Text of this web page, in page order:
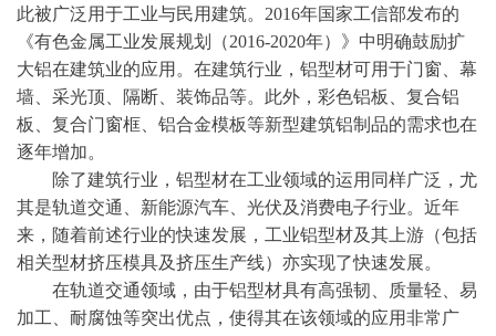
此被广泛用于工业与民用建筑。 2016年国家工信部发布的
《有色金属工业发展规划（2016-2020年）》中明确鼓励扩
大铝在建筑业的应用。在建筑行业，铝型材可用于门窗、幕
墙、采光顶、隔断、装饰品等。此外，彩色铝板、复合铝
板、复合门窗框、铝合金模板等新型建筑铝制品的需求也在
逐年增加。
除了建筑行业，铝型材在工业领域的运用同样广泛，尤
其是轨道交通、新能源汽车、光伏及消费电子行业。近年
来，随着前述行业的快速发展，工业铝型材及其上游（包括
相关型材挤压模具及挤压生产线）亦实现了快速发展。
在轨道交通领域，由于铝型材具有高强韧、质量轻、易
加工、耐腐蚀等突出优点，使得其在该领域的应用非常广